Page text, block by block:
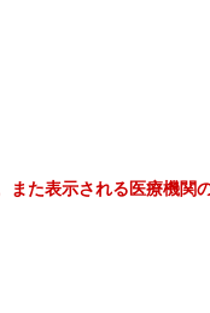
また表示される医療機関